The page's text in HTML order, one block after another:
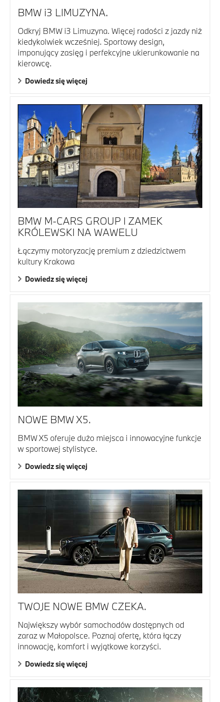
BMW i3 LIMUZYNA.
Odkryj BMW i3 Limuzyna. Więcej radości z jazdy niż
kiedykolwiek wcześniej. Sportowy design,
imponujący zasięg i perfekcyjne ukierunkowanie na
kierowcę.
Dowiedz się więcej
BMW M-CARS GROUP I ZAMEK
KRÓLEWSKI NA WAWELU
Łączymy motoryzację premium z dziedzictwem
kultury Krakowa
Dowiedz się więcej
NOWE BMW X5.
BMW X5 oferuje dużo miejsca i innowacyjne funkcje
w sportowej stylistyce.
Dowiedz się więcej
TWOJE NOWE BMW CZEKA.
Największy wybór samochodów dostępnych od
zaraz w Małopolsce. Poznaj ofertę, która łączy
innowację, komfort i wyjątkowe korzyści.
Dowiedz się więcej